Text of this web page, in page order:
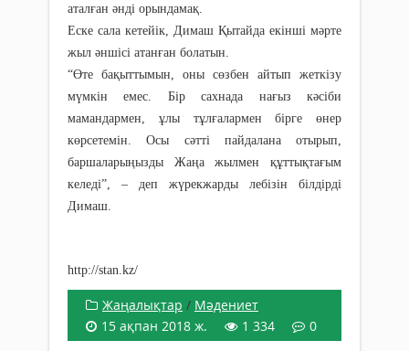
аталған әнді орындамақ.
Еске сала кетейік, Димаш Қытайда екінші мәрте
жыл әншісі атанған болатын.
“Өте бақыттымын, оны сөзбен айтып жеткізу
мүмкін емес. Бір сахнада нағыз кәсіби
мамандармен, ұлы тұлғалармен бірге өнер
көрсетемін. Осы сәтті пайдалана отырып,
баршаларыңызды Жаңа жылмен құттықтағым
келеді”, – деп жүрекжарды лебізін білдірді
Димаш.
http://stan.kz/
Жаңалықтар / Мәдениет
15 ақпан 2018 ж.
1 334 0